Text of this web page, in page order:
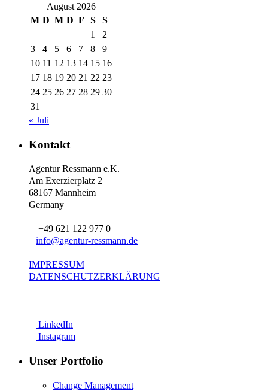
August 2026
M D M D F S
S
1
2
3
4 5 6 7 8
9
10 11 12 13 14 15 16
17 18 19 20 21 22 23
24 25 26 27 28 29 30
31
« Juli
Kontakt
Agentur Ressmann e.K.
Am Exerzierplatz 2
68167 Mannheim
Germany
+49 621 122 977 0
info@agentur-ressmann.de
IMPRESSUM
DATENSCHUTZERKLÄRUNG
LinkedIn
Instagram
Unser Portfolio
Change Management